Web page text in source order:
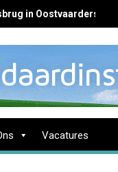
in Oostvaardersbuurt
Vacatures